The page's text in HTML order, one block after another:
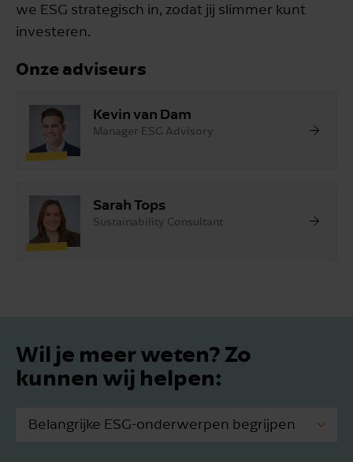
we ESG strategisch in, zodat jij slimmer kunt
investeren.
Onze adviseurs
Kevin van Dam
Manager ESG Advisory
Sarah Tops
Sustainability Consultant
Wil je meer weten? Zo
kunnen wij helpen:
Belangrijke ESG-onderwerpen begrijpen